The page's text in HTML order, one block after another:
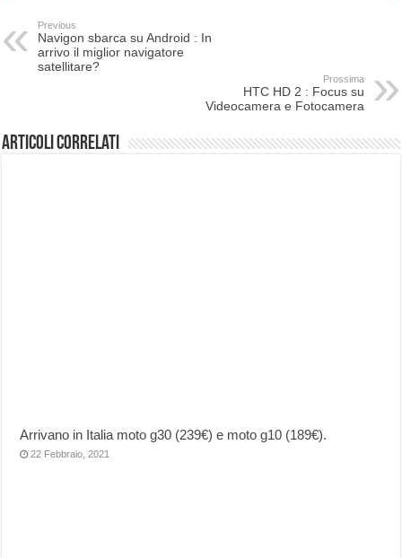
Previous
Navigon sbarca su Android : In
arrivo il miglior navigatore
satellitare?
Prossima
HTC HD 2 : Focus su
Videocamera e Fotocamera
Articoli correlati
Arrivano in Italia moto g30 (239€) e moto g10 (189€).
22 Febbraio, 2021